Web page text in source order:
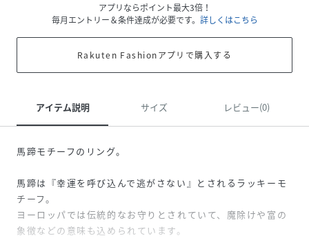
アプリならポイント最大3倍！
毎月エントリー＆条件達成が必要です。 詳しくはこちら
Rakuten Fashionアプリで購入する
アイテム説明 サイズ レビュー(0)
馬蹄モチーフのリング。
馬蹄は『幸運を呼び込んで逃がさない』とされるラッキーモ
チーフ。
ヨーロッパでは伝統的なお守りとされていて、魔除けや富の
象徴などの意味も込められています。